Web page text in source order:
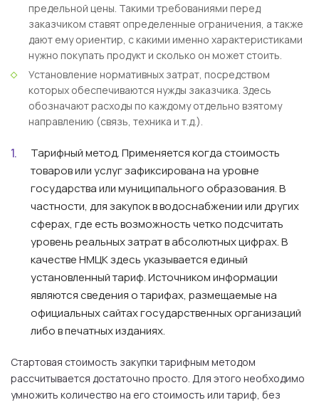
предельной цены. Такими требованиями перед
заказчиком ставят определенные ограничения, а также
дают ему ориентир, с какими именно характеристиками
нужно покупать продукт и сколько он может стоить.
Установление нормативных затрат, посредством
которых обеспечиваются нужды заказчика. Здесь
обозначают расходы по каждому отдельно взятому
направлению (связь, техника и т.д.).
Тарифный метод.Применяется когда стоимость
товаров или услуг зафиксирована на уровне
государства или муниципального образования. В
частности, для закупок в водоснабжении или других
сферах, где есть возможность четко подсчитать
уровень реальных затрат в абсолютных цифрах. В
качестве НМЦК здесь указывается единый
установленный тариф. Источником информации
являются сведения о тарифах, размещаемые на
официальных сайтах государственных организаций
либо в печатных изданиях.
Стартовая стоимость закупки тарифным методом
рассчитывается достаточно просто. Для этого необходимо
умножить количество на его стоимость или тариф, без